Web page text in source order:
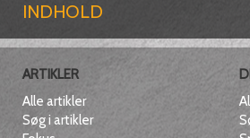
INDHOLD
ARTIKLER
Alle artikler
Søg i artikler